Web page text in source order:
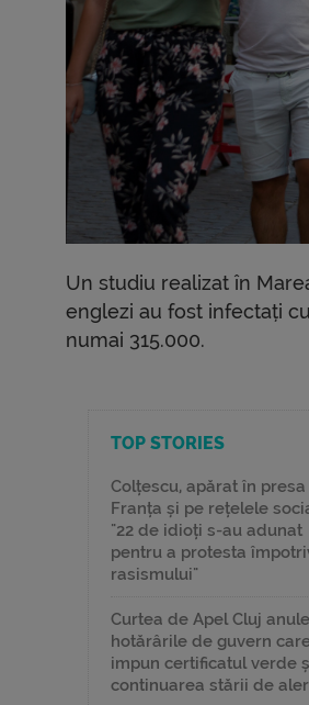
Un studiu realizat în
englezi au fost infectați
numai 315.000.
TOP STORIES
Colțescu, apărat în
Franța și pe rețelele
"22 de idioți s-au adunat
pentru a protesta
rasismului"
Curtea de Apel Cluj
hotărârile de guvern
impun certificatul verde
continuarea stării de